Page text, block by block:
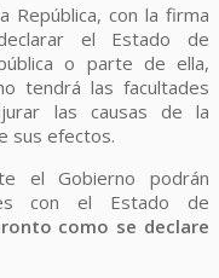
República, con la firma
el Estado de
o parte de ella,
tendrá las facultades
las causas de la
sus efectos.
el Gobierno podrán
con el Estado de
como se declare